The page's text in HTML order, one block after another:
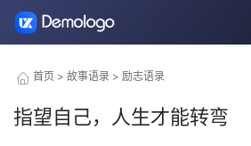
首页 > 故事语录 > 励志语录
指望自己，人生才能转弯